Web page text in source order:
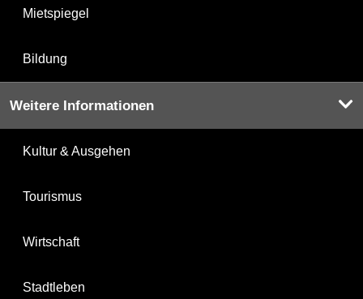
Mietspiegel
Bildung
Weitere Informationen
Kultur & Ausgehen
Tourismus
Wirtschaft
Stadtleben